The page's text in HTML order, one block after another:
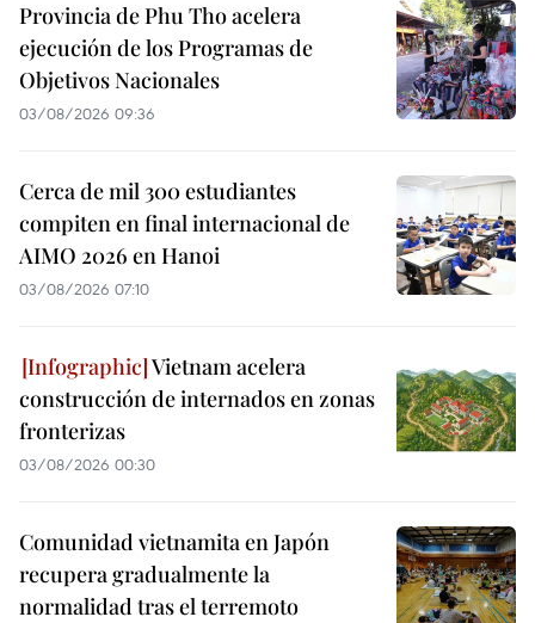
Provincia de Phu Tho acelera
ejecución de los Programas de
Objetivos Nacionales
03/08/2026 09:36
Cerca de mil 300 estudiantes
compiten en final internacional de
AIMO 2026 en Hanoi
03/08/2026 07:10
Vietnam acelera
construcción de internados en zonas
fronterizas
03/08/2026 00:30
Comunidad vietnamita en Japón
recupera gradualmente la
normalidad tras el terremoto